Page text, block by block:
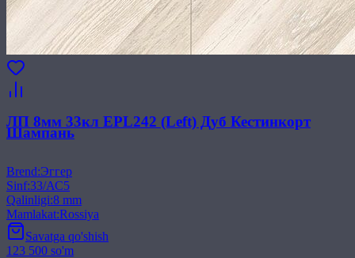
ЛП 8мм 33кл EPL242 (Left) Дуб Кестинкорт
Шампань
Brend:Эггер
Sinf:33/АС5
Qalinligi:8 mm
Mamlakat:Rossiya
Savatga qo'shish
123 500 so'm